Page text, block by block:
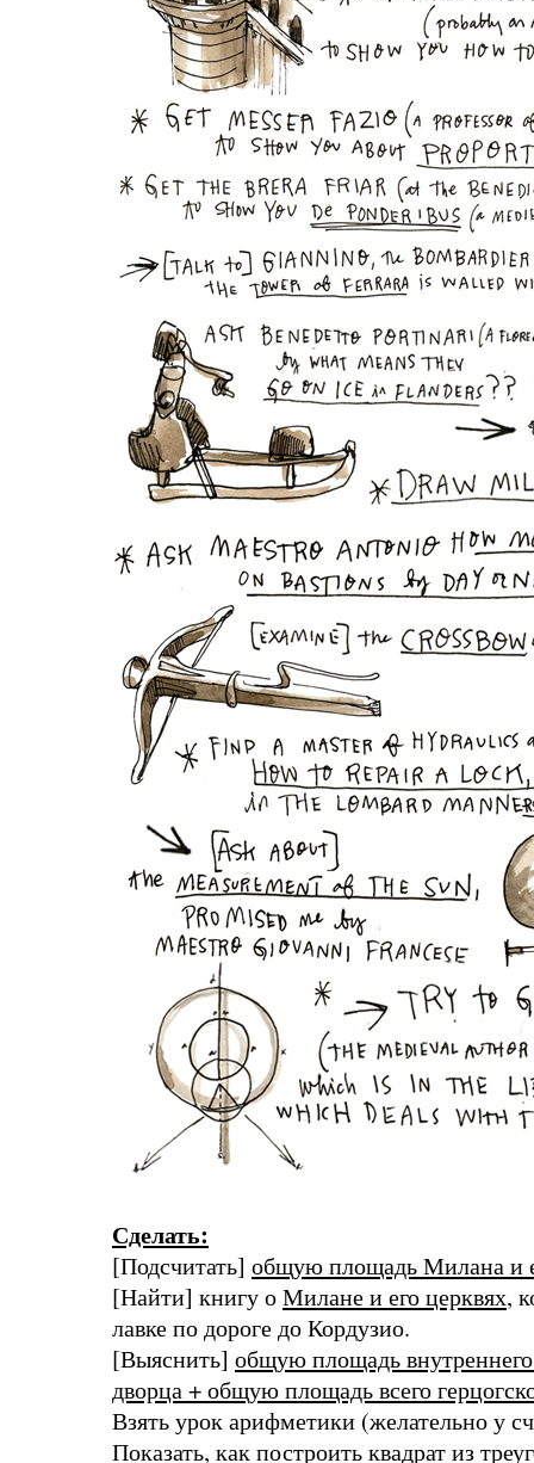
Сделать:
[Подсчитать] общую площадь Милана и
[Найти] книгу оМилане и его церквях,
лавке по дороге до Кордузио.
[Выяснить] общую площадь внутреннего
дворца + общую площадь всего
Взять урок арифметики (желательно у
Показать, как построить квадрат из